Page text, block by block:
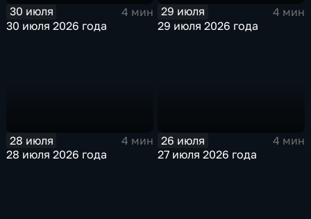
30 июля
4 мин
30 июля 2026 года
29 июля
4 мин
29 июля 2026 года
28 июля
4 мин
28 июля 2026 года
26 июля
4 мин
27 июля 2026 года